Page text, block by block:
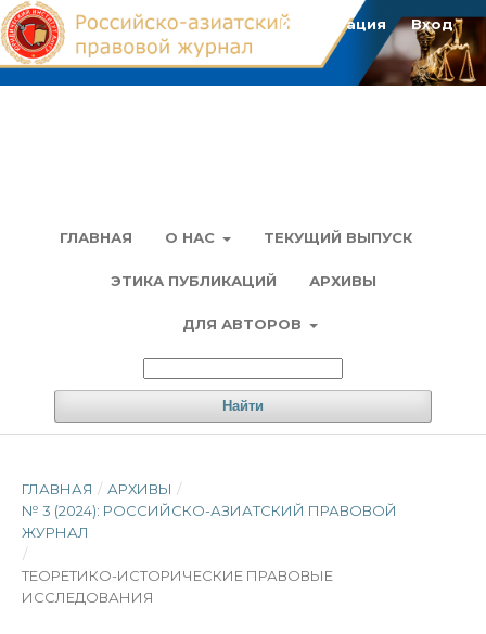
ГЛАВНАЯ О НАС ТЕКУЩИЙ ВЫПУСК
ЭТИКА ПУБЛИКАЦИЙ АРХИВЫ
ДЛЯ АВТОРОВ
Найти
Регистрация Вход
ГЛАВНАЯ / АРХИВЫ /
№ 3 (2024): РОССИЙСКО-АЗИАТСКИЙ ПРАВОВОЙ
ЖУРНАЛ
/
ТЕОРЕТИКО-ИСТОРИЧЕСКИЕ ПРАВОВЫЕ
ИССЛЕДОВАНИЯ